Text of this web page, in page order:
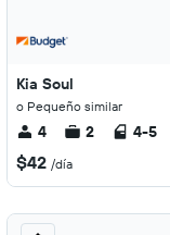
Kia Soul
o Pequeño similar
4 2 4-5
$42 /día